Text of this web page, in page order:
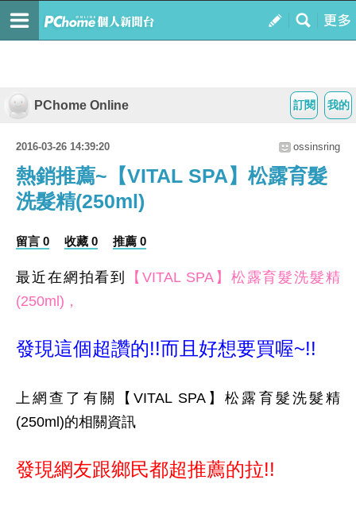
我的
訂閱
PChome Online
2016-03-26 14:39:20 ossinsring
熱銷推薦~【VITAL SPA】松露育髮
洗髮精(250ml)
留言 0 收藏 0 推薦 0
最近在網拍看到
【VITAL SPA】松露育髮洗髮精
(250ml)，
發現這個超讚的!!而且好想要買喔~!!
上網查了有關【VITAL SPA】松露育髮洗髮精
(250ml)的相關資訊
發現網友跟鄉民都超推薦的拉!!